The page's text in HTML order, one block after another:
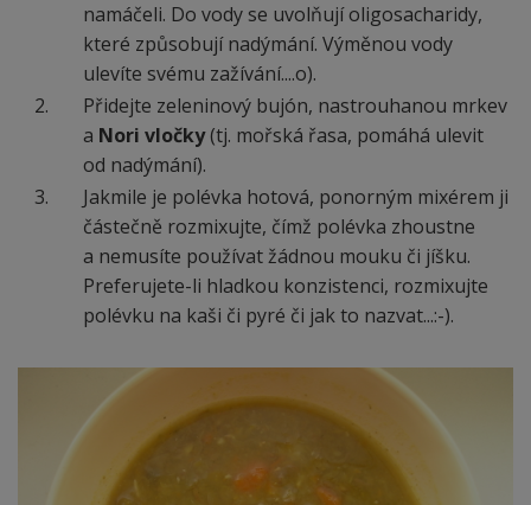
namáčeli. Do vody se uvolňují oligosacharidy,
které způsobují nadýmání. Výměnou vody
ulevíte svému zažívání....o).
Přidejte zeleninový bujón, nastrouhanou mrkev
a Nori vločky(tj. mořská řasa, pomáhá ulevit
od nadýmání).
Jakmile je polévka hotová, ponorným mixérem ji
částečně rozmixujte, čímž polévka zhoustne
a nemusíte používat žádnou mouku či jíšku.
Preferujete-li hladkou konzistenci, rozmixujte
polévku na kaši či pyré či jak to nazvat...:-).